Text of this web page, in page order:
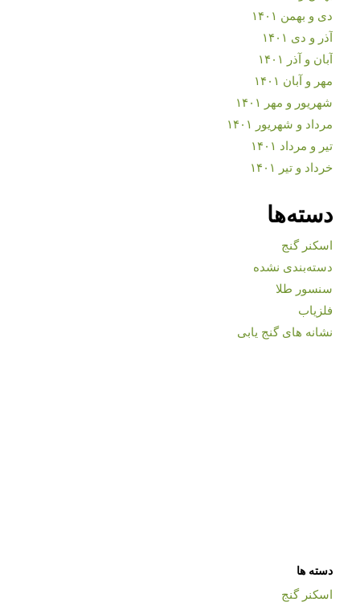
دی و بهمن ۱۴۰۱
آذر و دی ۱۴۰۱
آبان و آذر ۱۴۰۱
مهر و آبان ۱۴۰۱
شهریور و مهر ۱۴۰۱
مرداد و شهریور ۱۴۰۱
تیر و مرداد ۱۴۰۱
خرداد و تیر ۱۴۰۱
دسته‌ها
اسکنر گنج
دسته‌بندی نشده
سنسور طلا
فلزیاب
نشانه های گنج یابی
دسته ها
اسکنر گنج